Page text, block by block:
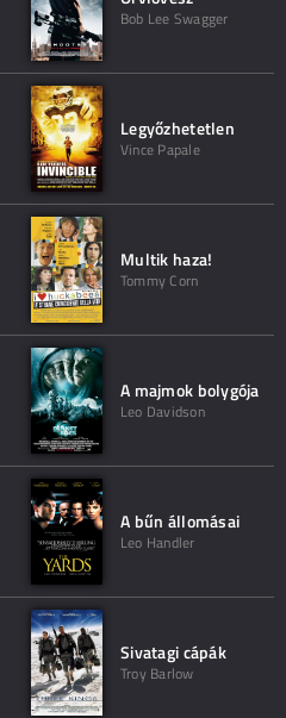
Bob Lee Swagger
Legyőzhetetlen
Vince Papale
Multik haza!
Tommy Corn
A majmok bolygója
Leo Davidson
A bűn állomásai
Leo Handler
Sivatagi cápák
Troy Barlow